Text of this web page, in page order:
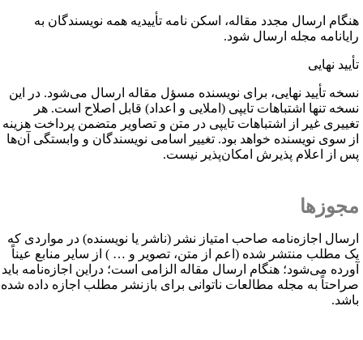
ارسال مجدد مقاله، اسکن نامه تأییدیه همه نویسندگان به
مجله ارسال شود.
نهایی
تأیید نهایی، برای نویسنده مسؤل مقاله ارسال می‌شود. در این
تنها اشتباهات تایپی (املایی و اعداد) قابل اصلاح است. هر
غیر از اشتباهات تایپی در متن و تصاویر متضمن پرداخت هزینه
سوی نویسنده خواهد بود. تغییر اسامی نویسندگان و وابستگی آن‌ها
از اعلام پذیرش امکان‌پذیر نیست.
اجازه‌نامه صاحب امتیاز نشر (ناشر یا نویسنده) در مواردی که
مطلب منتشر شده (اعم از متن، تصویر و … ) از سایر منابع عیناً
می‌شود؛ هنگام ارسال مقاله الزامی است؛ دراین اجازه‌نامه باید
به مجله مطالعات ناتوانی برای بازنشر مطلب اجازه داده شده